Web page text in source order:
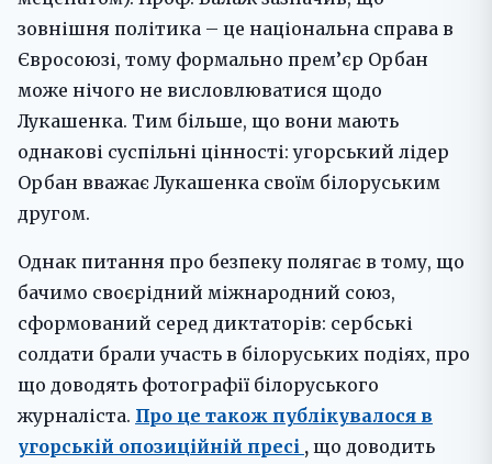
зовнішня політика – це національна справа в
Євросоюзі, тому формально прем’єр Орбан
може нічого не висловлюватися щодо
Лукашенка. Тим більше, що вони мають
однакові суспільні цінності: угорський лідер
Орбан вважає Лукашенка своїм білоруським
другом.
Однак питання про безпеку полягає в тому, що
бачимо своєрідний міжнародний союз,
сформований серед диктаторів: сербські
солдати брали участь в білоруських подіях, про
що доводять фотографії білоруського
журналіста. Про це також публікувалося в
угорській опозиційній пресі , що доводить